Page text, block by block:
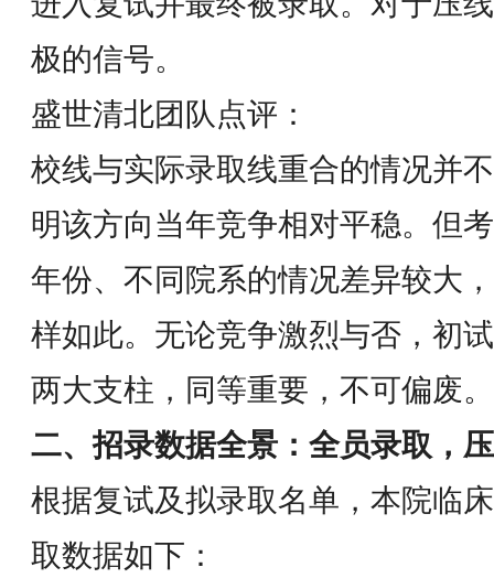
极的信号。
盛世清北团队点评：
校线与实际录取线重合的情况并
明该方向当年竞争相对平稳。但
年份、不同院系的情况差异较大
样如此。无论竞争激烈与否，初
两大支柱，同等重要，不可偏废。
二、招录数据全景：全员录取，
根据复试及拟录取名单，本院临
取数据如下：